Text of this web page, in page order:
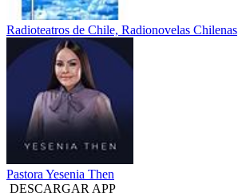
Radioteatros de Chile, Radionovelas Chilenas
Pastora Yesenia Then
DESCARGAR APP